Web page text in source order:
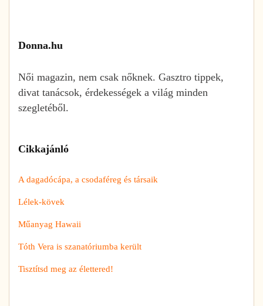
Donna.hu
Női magazin, nem csak nőknek. Gasztro tippek,
divat tanácsok, érdekességek a világ minden
szegletéből.
Cikkajánló
A dagadócápa, a csodaféreg és társaik
Lélek-kövek
Műanyag Hawaii
Tóth Vera is szanatóriumba került
Tisztítsd meg az élettered!